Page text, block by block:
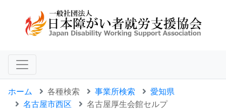
ホーム 各種検索 事業所検索
愛知県
名古屋市西区
名古屋厚生会館セルプ